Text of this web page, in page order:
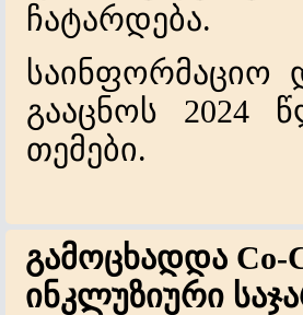
ჩატარდება.
საინფორმაციო
გააცნოს 2024
თემები.
გამოცხადდა Co-
ინკლუზიური